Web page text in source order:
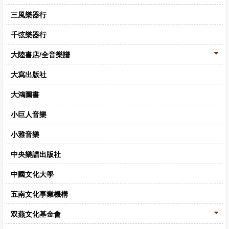
CD‧DVD
禮品專區
出版社
日本樂譜
音樂繪本・故事
114年全國音樂比賽指定曲
中國民樂
三風樂器行
千弦樂器行
大陸書店/全音樂譜
大寫出版社
大鴻圖書
小巨人音樂
小雅音樂
中央樂譜出版社
中國文化大學
五南文化事業機構
双燕文化基金會